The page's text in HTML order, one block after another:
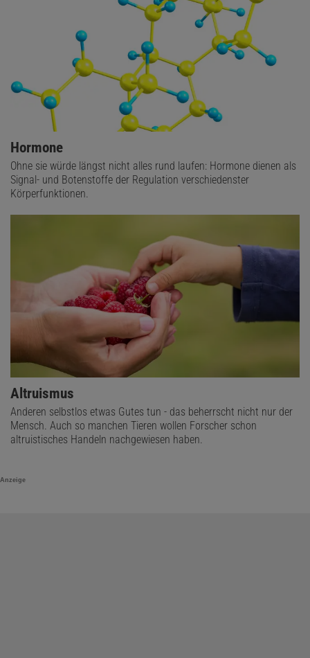
Hormone
Ohne sie würde längst nicht alles rund laufen: Hormone dienen als
Signal- und Botenstoffe der Regulation verschiedenster
Körperfunktionen.
Altruismus
Anderen selbstlos etwas Gutes tun - das beherrscht nicht nur der
Mensch. Auch so manchen Tieren wollen Forscher schon
altruistisches Handeln nachgewiesen haben.
Anzeige